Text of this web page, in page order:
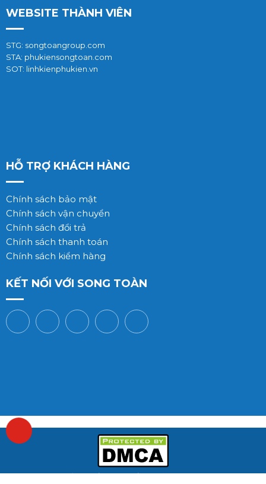
WEBSITE THÀNH VIÊN
STG: songtoangroup.com
STA: phukiensongtoan.com
SOT: linhkienphukien.vn
HỖ TRỢ KHÁCH HÀNG
Chính sách bảo mật
Chính sách vận chuyển
Chính sách đổi trả
Chính sách thanh toán
Chính sách kiểm hàng
KẾT NỐI VỚI SONG TOÀN
2026 © Bản quyền thuộc về Song Toan Global., JSC